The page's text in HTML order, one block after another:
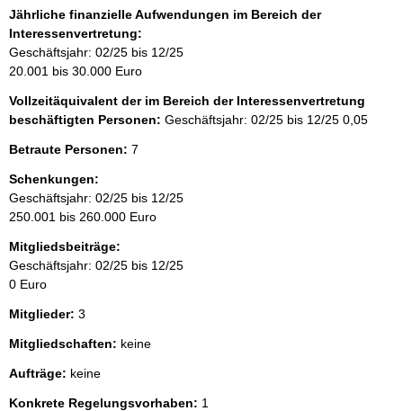
Jährliche finanzielle Aufwendungen im Bereich der
Interessenvertretung:
Geschäftsjahr: 02/25 bis 12/25
20.001 bis 30.000 Euro
Vollzeitäquivalent der im Bereich der Interessenvertretung
beschäftigten Personen: Geschäftsjahr: 02/25 bis 12/25 0,05
Betraute Personen: 7
Schenkungen:
Geschäftsjahr: 02/25 bis 12/25
250.001 bis 260.000 Euro
Mitgliedsbeiträge:
Geschäftsjahr: 02/25 bis 12/25
0 Euro
Mitglieder: 3
Mitgliedschaften: keine
Aufträge: keine
Konkrete Regelungsvorhaben: 1